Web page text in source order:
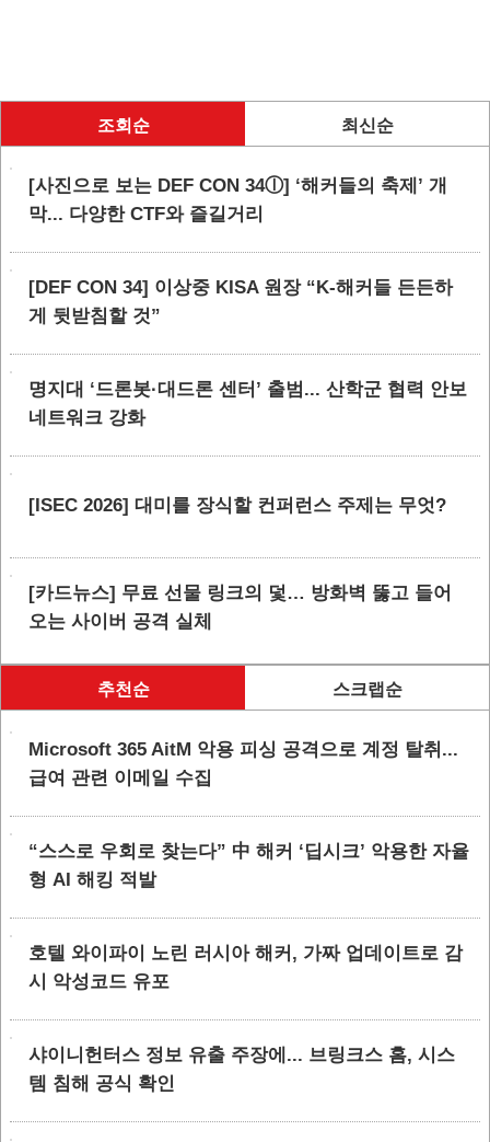
조회순 최신순
[사진으로 보는 DEF CON 34ⓛ] ‘해커들의 축제’ 개
막... 다양한 CTF와 즐길거리
[DEF CON 34] 이상중 KISA 원장 “K-해커들 든든하
게 뒷받침할 것”
명지대 ‘드론봇·대드론 센터’ 출범... 산학군 협력 안보
네트워크 강화
[ISEC 2026] 대미를 장식할 컨퍼런스 주제는 무엇?
[카드뉴스] 무료 선물 링크의 덫… 방화벽 뚫고 들어
오는 사이버 공격 실체
추천순 스크랩순
Microsoft 365 AitM 악용 피싱 공격으로 계정 탈취...
급여 관련 이메일 수집
“스스로 우회로 찾는다” 中 해커 ‘딥시크’ 악용한 자율
형 AI 해킹 적발
호텔 와이파이 노린 러시아 해커, 가짜 업데이트로 감
시 악성코드 유포
샤이니헌터스 정보 유출 주장에... 브링크스 홈, 시스
템 침해 공식 확인